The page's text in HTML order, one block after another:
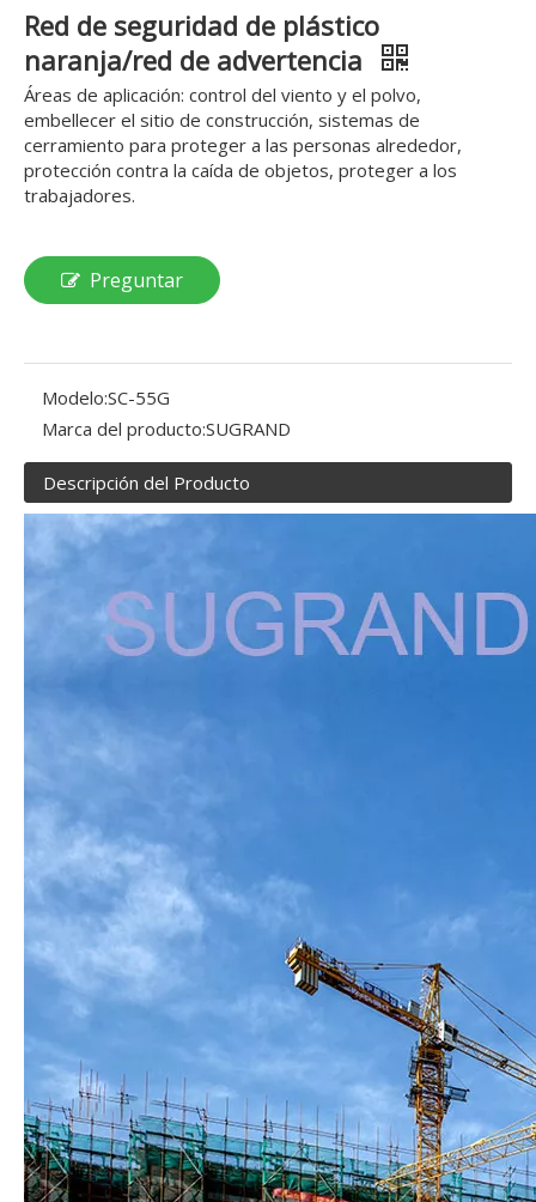
Red de seguridad de plástico
naranja/red de advertencia
Áreas de aplicación: control del viento y el polvo,
embellecer el sitio de construcción, sistemas de
cerramiento para proteger a las personas alrededor,
protección contra la caída de objetos, proteger a los
trabajadores.
Preguntar
Modelo:SC-55G
Marca del producto:SUGRAND
Descripción del Producto